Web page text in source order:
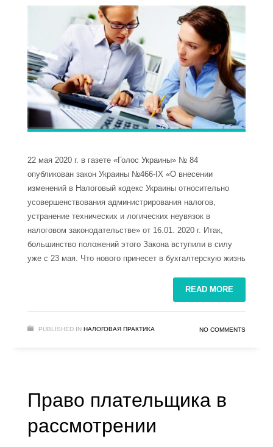
22 мая 2020 г. в газете «Голос Украины» № 84
опубликован закон Украины №466-ІХ «О внесении
изменений в Налоговый кодекс Украины относительно
усовершенствования администрирования налогов,
устранение технических и логических неувязок в
налоговом законодательстве» от 16.01. 2020 г. Итак,
большинство положений этого Закона вступили в силу
уже с 23 мая. Что нового принесет в бухгалтерскую жизнь
READ MORE
PUBLISHED IN НАЛОГОВАЯ ПРАКТИКА NO COMMENTS
Право плательщика в
рассмотрении